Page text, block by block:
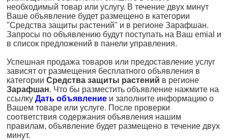
необходимый товар или услугу. В течение двух минут
Ваше объявление будет размещено в категории
"Средства защиты растений" и в регионе Зарафшан.
Запросы по объявлению будут поступать на Ваш emial и
в список предложений в панели управления.
Успешная продажа товаров или предоставление услуг
зависят от размещения бесплатного объявления в
категории Средства защиты растений в регионе
Зарафшан. Что бы разместить объявление нажмите на
ссылку Дать объявление и заполните информацию о
Вашем товаре или услуге. После проверки
соответствия содержания объявления нашим
правилам, объявление будет размещено в течение двух
минут.